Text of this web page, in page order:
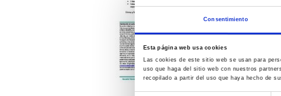
Consentimiento
Esta página web usa cookies
Las cookies de este sitio web se usan para
uso que haga del sitio web con nuestros
recopilado a partir del uso que haya hecho de